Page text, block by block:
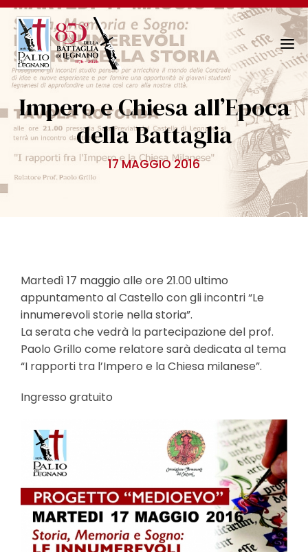
N
a
i
g
n
Impero e Chiesa all’Epoca
della Battaglia
17 MAGGIO 2016
Martedì 17 maggio alle ore 21.00 ultimo
appuntamento al Castello con gli incontri “Le
innumerevoli storie nella storia”.
La serata che vedrà la partecipazione del prof.
Paolo Grillo come relatore sarà dedicata al tema
“I rapporti tra l’Impero e la Chiesa milanese”.
Ingresso gratuito